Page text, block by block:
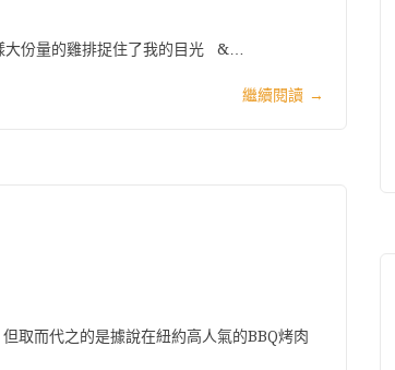
大份量的雞排捉住了我的目光 &…
繼續閱讀 →
取而代之的是據說在紐約高人氣的BBQ烤肉